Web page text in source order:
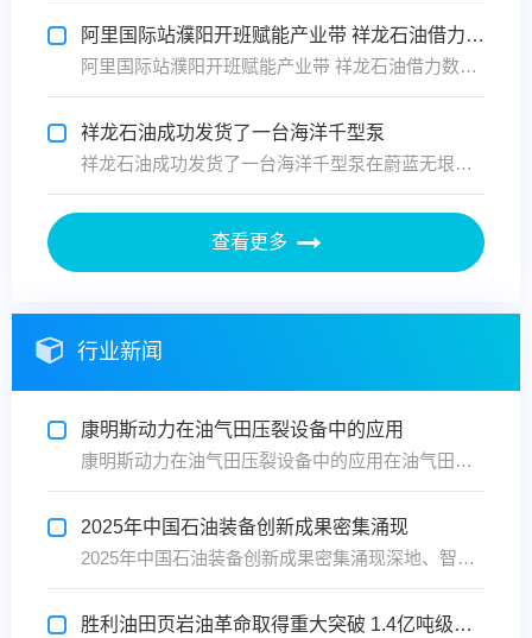
阿里国际站濮阳开班赋能产业带 祥龙石油借力数字化平台加速出海
阿里国际站濮阳开班赋能产业带 祥龙石油借力数字化平台加速出海2025年4月25日 濮阳讯 在全球能源结构转型与数字经济深度融合的背景下，中国石油装备制造企业正通过数字化平台开辟国际市场新通路。今日，阿里巴巴国际站濮阳产业带数字外贸专班正式开班，旨在通过AI技术、全链路数字化服务及...
祥龙石油成功发货了一台海洋千型泵
祥龙石油成功发货了一台海洋千型泵在蔚蓝无垠的大海之上，一座座海上平台巍然矗立，宛如钢铁巨人，默默守护着国家的能源命脉。在这片波澜壮阔的海域中，河南祥龙石油工程有限公司以其精湛的技术和不懈的努力，为国家石油事业的发展贡献着自己的力量。近日，河南祥龙石油工程有限公司再次传来捷报，他们...
查看更多
行业新闻
康明斯动力在油气田压裂设备中的应用
康明斯动力在油气田压裂设备中的应用在油气田勘探开发的每一个关键环节——从钻井、压裂到固井、气体处理，再到消防与辅助发电，设备动力的可靠性与效率直接影响作业连续性与经济效益。康明斯作为全球领先的动力技术提供商，针对油气田全作业场景，提供覆盖各类设备的发动机及发电机组解决方案，助力油...
2025年中国石油装备创新成果密集涌现
2025年中国石油装备创新成果密集涌现深地、智能、绿色：核心技术与自主化水平再攀新高在国家能源安全战略与“双碳”目标的双重驱动下，2025年成为中国石油装备制造业向高端化、智能化、绿色化加速迈进的关键一年。从叩问地球万米深处的超深井钻探，到碧海蓝天的清洁能源利用，一系列自主创新的...
胜利油田页岩油革命取得重大突破 1.4亿吨级整装油田问世